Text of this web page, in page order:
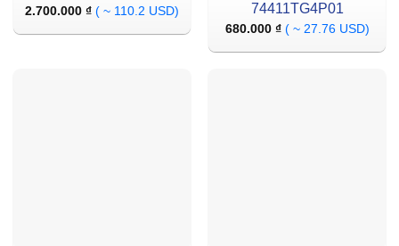
2.700.000 ₫ ( ~ 110.2 USD)
74411TG4P01
680.000 ₫ ( ~ 27.76 USD)